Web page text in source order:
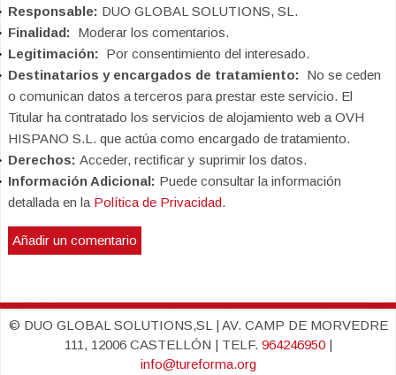
Responsable: DUO GLOBAL SOLUTIONS, SL.
Finalidad: Moderar los comentarios.
Legitimación: Por consentimiento del interesado.
Destinatarios y encargados de tratamiento: No se ceden
o comunican datos a terceros para prestar este servicio. El
Titular ha contratado los servicios de alojamiento web a OVH
HISPANO S.L. que actúa como encargado de tratamiento.
Derechos: Acceder, rectificar y suprimir los datos.
Información Adicional: Puede consultar la información
detallada en la Política de Privacidad.
© DUO GLOBAL SOLUTIONS,SL | AV. CAMP DE MORVEDRE
111, 12006 CASTELLÓN | TELF. 964246950|
info@tureforma.org